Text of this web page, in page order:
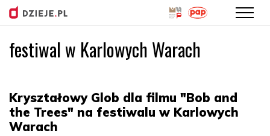
Przejdź
do
festiwal w Karlowych Warach
Kryształowy Glob dla filmu "Bob and
the Trees" na festiwalu w Karlowych
Warach